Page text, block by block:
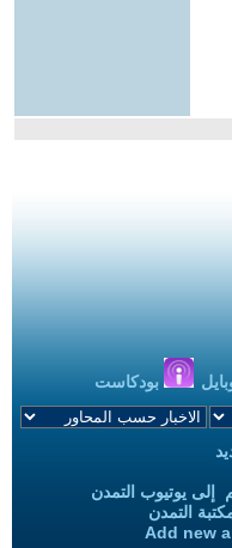
بودكاست
إلى يوتيوب التمدن
التمدن
Add new